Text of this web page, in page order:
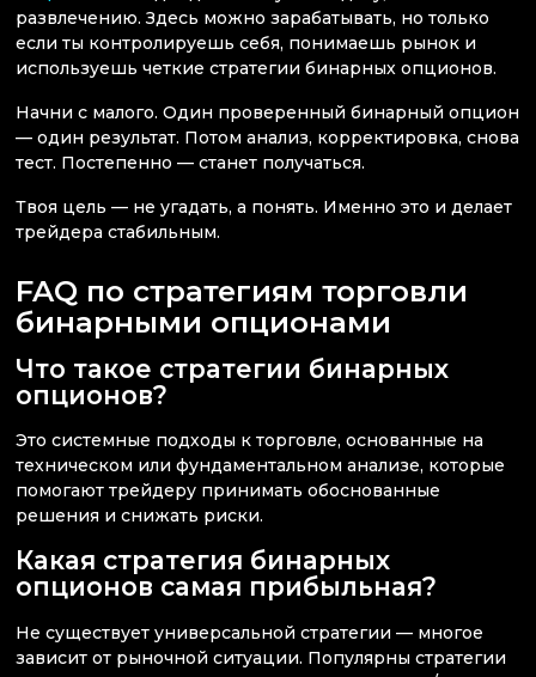
развлечению. Здесь можно зарабатывать, но только
если ты контролируешь себя, понимаешь рынок и
используешь четкие стратегии бинарных опционов.
Начни с малого. Один проверенный бинарный опцион
— один результат. Потом анализ, корректировка, снова
тест. Постепенно — станет получаться.
Твоя цель — не угадать, а понять. Именно это и делает
трейдера стабильным.
FAQ по стратегиям торговли
бинарными опционами
Что такое стратегии бинарных
опционов?
Это системные подходы к торговле, основанные на
техническом или фундаментальном анализе, которые
помогают трейдеру принимать обоснованные
решения и снижать риски.
Какая стратегия бинарных
опционов самая прибыльная?
Не существует универсальной стратегии — многое
зависит от рыночной ситуации. Популярны стратегии